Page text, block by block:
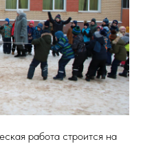
работа строится на